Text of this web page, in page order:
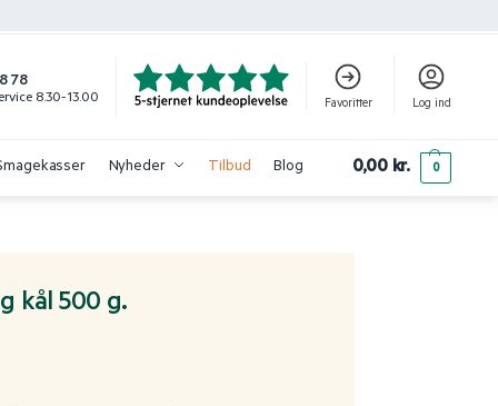
78
8.30-13.00 Favoritter Log ind
Nyheder Tilbud Blog 0,00 kr. 0
kål 500 g.